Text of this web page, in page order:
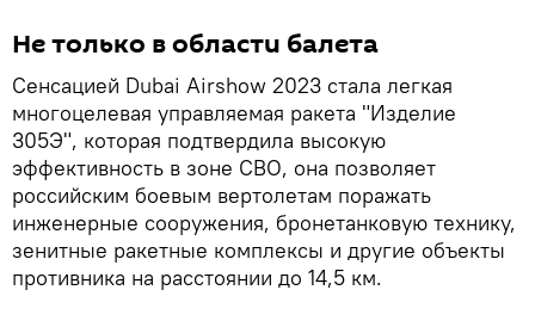
Не только в области балета
Сенсацией Dubai Airshow 2023 стала легкая
многоцелевая управляемая ракета "Изделие
305Э", которая подтвердила высокую
эффективность в зоне СВО, она позволяет
российским боевым вертолетам поражать
инженерные сооружения, бронетанковую технику,
зенитные ракетные комплексы и другие объекты
противника на расстоянии до 14,5 км.